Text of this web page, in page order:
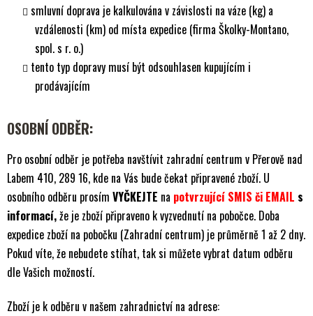
smluvní doprava je kalkulována v závislosti na váze (kg) a
vzdálenosti (km) od místa expedice (firma Školky-Montano,
spol. s r. o.)
tento typ dopravy musí být odsouhlasen kupujícím i
prodávajícím
OSOBNÍ ODBĚR:
Pro osobní odběr je potřeba navštívit zahradní centrum v Přerově nad
Labem 410, 289 16, kde na Vás bude čekat připravené zboží. U
osobního odběru prosím VYČKEJTE na potvrzující SMIS či EMAIL s
informací,že je zboží připraveno k vyzvednutí na pobočce. Doba
expedice zboží na pobočku (Zahradní centrum) je průměrně 1 až 2 dny.
Pokud víte, že nebudete stíhat, tak si můžete vybrat datum odběru
dle Vašich možností.
Zboží je k odběru v našem zahradnictví na adrese: